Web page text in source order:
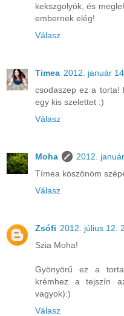
kekszgolyók, és
embernek elég!
Válasz
Timea 2012. január
csodaszep ez a torta!
egy kis szelettet :)
Válasz
Moha
2012.
Tímea köszönöm
Válasz
Zsófi 2012. július 12.
Szia Moha!
Gyönyörű ez a
krémhez a tejszín
vagyok):)
Válasz